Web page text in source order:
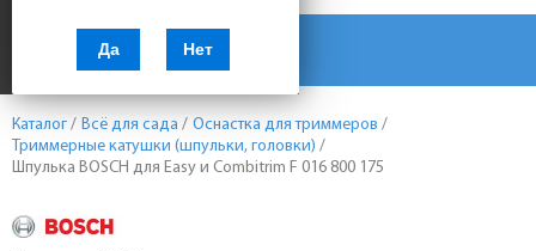
Да Нет
Каталог товаров
Каталог / Всё для сада / Оснастка для триммеров /
Триммерные катушки (шпульки, головки) /
Шпулька BOSCH для Еаsy и Combitrim F 016 800 175